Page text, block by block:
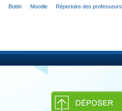
Bottin Moodle Répertoire des professeurs